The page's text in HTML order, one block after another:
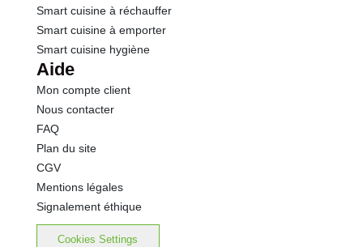
Smart cuisine à réchauffer
Smart cuisine à emporter
Smart cuisine hygiène
Aide
Mon compte client
Nous contacter
FAQ
Plan du site
CGV
Mentions légales
Signalement éthique
Cookies Settings